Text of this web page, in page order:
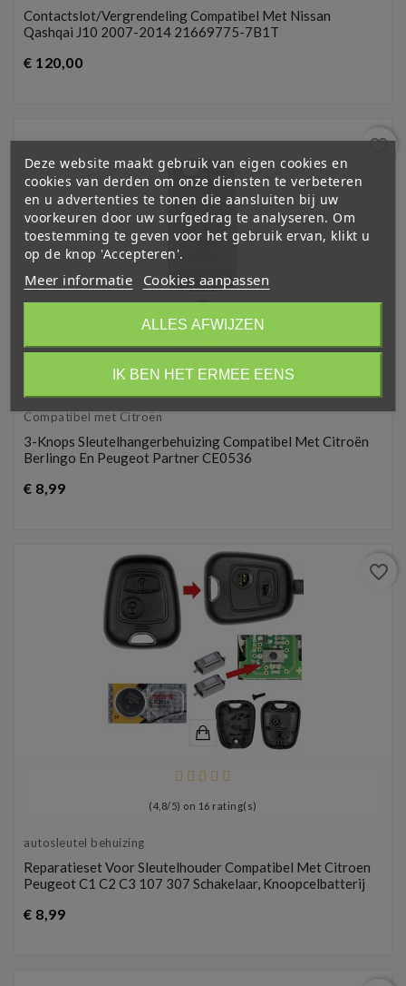
Contactslot/vergrendeling Compatibel Met Nissan
Qashqai J10 2007-2014 21669775-7B1T
€ 120,00Prijs
( 4,6 5) on 72rating(s)
Compatibel met Citroën
3-Knops Sleutelhangerbehuizing Compatibel Met Citroën
Berlingo En Peugeot Partner CE0536
€ 8,99Prijs
favorite_border
(4,8/5) on 16 rating(s)
autosleutel behuizing
Reparatieset Voor Sleutelhouder Compatibel Met Citroen
Peugeot C1 C2 C3 107 307 Schakelaar, Knoopcelbatterij
€ 8,99Prijs
favorite_border
Deze website maakt gebruik van eigen cookies en
cookies van derden om onze diensten te verbeteren
en u advertenties te tonen die aansluiten bij uw
voorkeuren door uw surfgedrag te analyseren. Om
toestemming te geven voor het gebruik ervan, klikt u
op de knop 'Accepteren'.
Meer informatie Cookies aanpassen
ALLES AFWIJZEN
IK BEN HET ERMEE EENS